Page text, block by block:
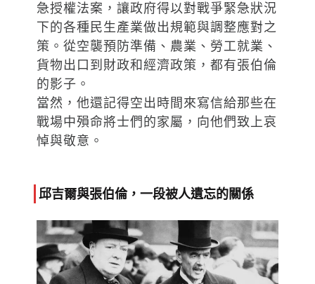
急授權法案，讓政府得以對戰爭緊急狀況
下的各種民生產業做出規範與調整應對之
策。從空襲預防準備、農業、勞工就業、
貨物出口到財政和經濟政策，都有張伯倫
的影子。
當然，他還記得空出時間來寫信給那些在
戰場中殞命將士們的家屬，向他們致上哀
悼與敬意。
邱吉爾與張伯倫，一段被人遺忘的關係